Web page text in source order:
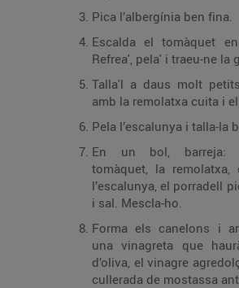
Pica l’albergínia ben fina.
Escalda el tomàquet
Refrea', pela' i traeu-ne la
Talla'l a daus molt
amb la remolatxa cuita i
Pela l’escalunya i talla-la
En un bol, barreja:
tomàquet, la
l’escalunya, el porradell
i sal. Mescla-ho.
Forma els canelons i
una vinagreta que
d’oliva, el vinagre
cullerada de mostassa